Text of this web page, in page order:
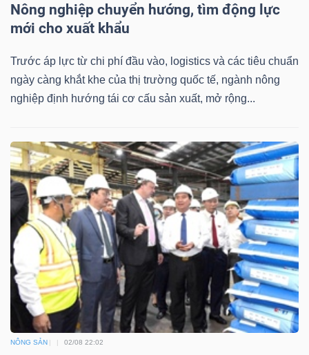
Nông nghiệp chuyển hướng, tìm động lực
mới cho xuất khẩu
Trước áp lực từ chi phí đầu vào, logistics và các tiêu chuẩn
ngày càng khắt khe của thị trường quốc tế, ngành nông
nghiệp định hướng tái cơ cấu sản xuất, mở rộng...
NÔNG SẢN 02/08 22:02